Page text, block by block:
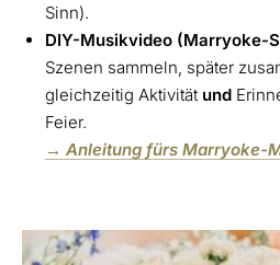
Sinn).
DIY-Musikvideo (Marryoke-
Szenen sammeln, später
gleichzeitig Aktivität und
Feier.
→ Anleitung fürs Marryoke-